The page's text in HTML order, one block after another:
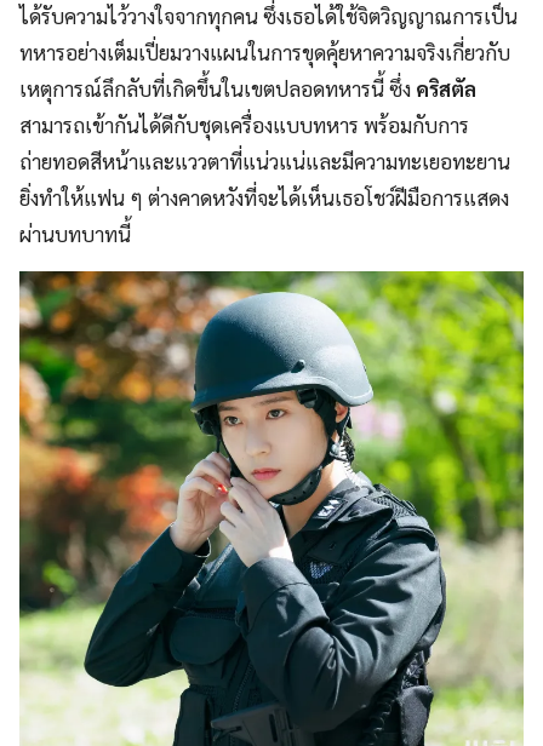
ได้รับความไว้วางใจจากทุกคน ซึ่งเธอได้ใช้จิตวิญญาณการเป็น
ทหารอย่างเต็มเปี่ยมวางแผนในการขุดคุ้ยหาความจริงเกี่ยวกับ
เหตุการณ์ลึกลับที่เกิดขึ้นในเขตปลอดทหารนี้ ซึ่ง คริสตัล
สามารถเข้ากันได้ดีกับชุดเครื่องแบบทหาร พร้อมกับการ
ถ่ายทอดสีหน้าและแววตาที่แน่วแน่และมีความทะเยอทะยาน
ยิ่งทำให้แฟน ๆ ต่างคาดหวังที่จะได้เห็นเธอโชว์ฝีมือการแสดง
ผ่านบทบาทนี้